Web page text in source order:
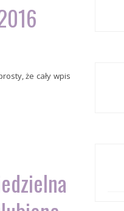
że cały wpis